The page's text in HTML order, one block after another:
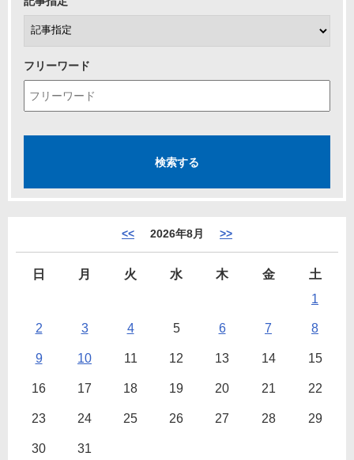
フリーワード
<< 2026年8月 >>
日 月 火 水 木 金
土
1
2 3 4 5 6 7 8
9 10 11 12 13 14 15
16 17 18 19 20 21 22
23 24 25 26 27 28 29
30 31